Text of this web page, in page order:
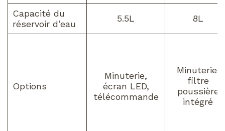
Capacité du
réservoir d’eau
5.5L 8L
Options
Minuterie,
écran LED,
télécommande
Minuterie,
filtre
poussière
intégré